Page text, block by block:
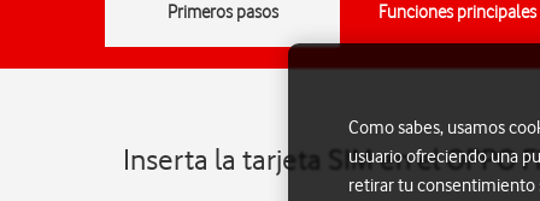
Primeros pasos Funciones principales
Inserta la tarjeta SIM en el OPPO
Como sabes, usamos
usuario ofreciendo una
retirar tu consentimiento